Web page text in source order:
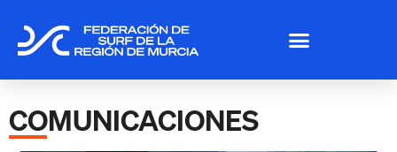
COMUNICACIONES